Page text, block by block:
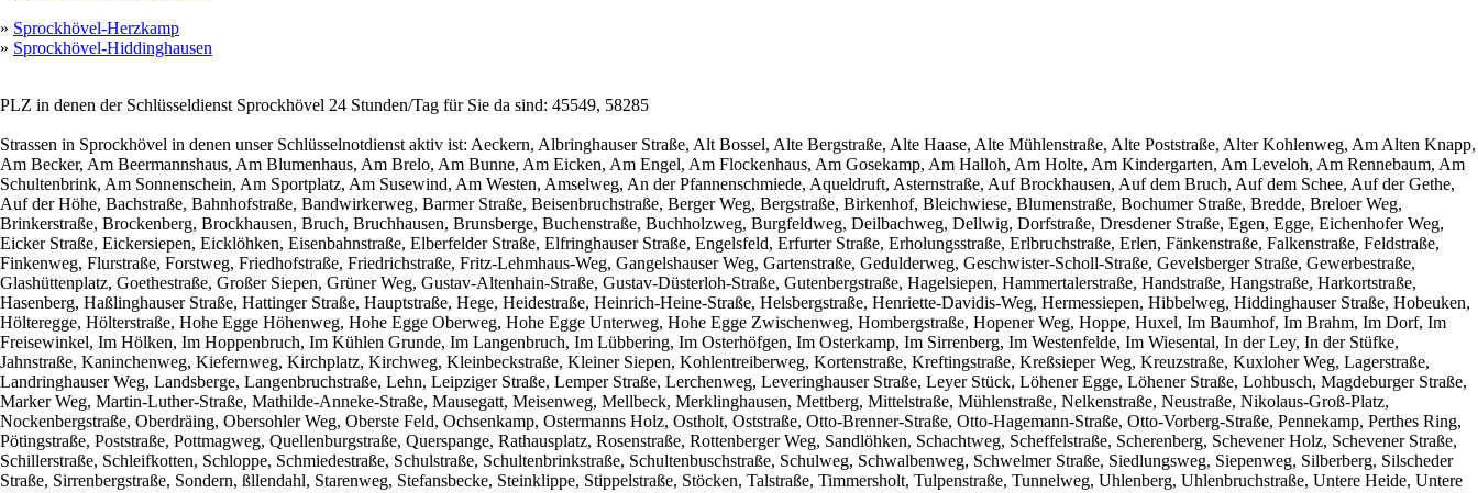
» Sprockhövel-Herzkamp
» Sprockhövel-Hiddinghausen
PLZ in denen der Schlüsseldienst Sprockhövel 24 Stunden/Tag für Sie da sind: 45549, 58285
Strassen in Sprockhövel in denen unser Schlüsselnotdienst aktiv ist: Aeckern, Albringhauser Straße, Alt Bossel, Alte Bergstraße, Alte Haase, Alte Mühlenstraße, Alte Poststraße, Alter Kohlenweg, Am Alten Knapp,
Am Becker, Am Beermannshaus, Am Blumenhaus, Am Brelo, Am Bunne, Am Eicken, Am Engel, Am Flockenhaus, Am Gosekamp, Am Halloh, Am Holte, Am Kindergarten, Am Leveloh, Am Rennebaum, Am
Schultenbrink, Am Sonnenschein, Am Sportplatz, Am Susewind, Am Westen, Amselweg, An der Pfannenschmiede, Aqueldruft, Asternstraße, Auf Brockhausen, Auf dem Bruch, Auf dem Schee, Auf der Gethe,
Auf der Höhe, Bachstraße, Bahnhofstraße, Bandwirkerweg, Barmer Straße, Beisenbruchstraße, Berger Weg, Bergstraße, Birkenhof, Bleichwiese, Blumenstraße, Bochumer Straße, Bredde, Breloer Weg,
Brinkerstraße, Brockenberg, Brockhausen, Bruch, Bruchhausen, Brunsberge, Buchenstraße, Buchholzweg, Burgfeldweg, Deilbachweg, Dellwig, Dorfstraße, Dresdener Straße, Egen, Egge, Eichenhofer Weg,
Eicker Straße, Eickersiepen, Eicklöhken, Eisenbahnstraße, Elberfelder Straße, Elfringhauser Straße, Engelsfeld, Erfurter Straße, Erholungsstraße, Erlbruchstraße, Erlen, Fänkenstraße, Falkenstraße, Feldstraße,
Finkenweg, Flurstraße, Forstweg, Friedhofstraße, Friedrichstraße, Fritz-Lehmhaus-Weg, Gangelshauser Weg, Gartenstraße, Gedulderweg, Geschwister-Scholl-Straße, Gevelsberger Straße, Gewerbestraße,
Glashüttenplatz, Goethestraße, Großer Siepen, Grüner Weg, Gustav-Altenhain-Straße, Gustav-Düsterloh-Straße, Gutenbergstraße, Hagelsiepen, Hammertalerstraße, Handstraße, Hangstraße, Harkortstraße,
Hasenberg, Haßlinghauser Straße, Hattinger Straße, Hauptstraße, Hege, Heidestraße, Heinrich-Heine-Straße, Helsbergstraße, Henriette-Davidis-Weg, Hermessiepen, Hibbelweg, Hiddinghauser Straße, Hobeuken,
Hölteregge, Hölterstraße, Hohe Egge Höhenweg, Hohe Egge Oberweg, Hohe Egge Unterweg, Hohe Egge Zwischenweg, Hombergstraße, Hopener Weg, Hoppe, Huxel, Im Baumhof, Im Brahm, Im Dorf, Im
Freisewinkel, Im Hölken, Im Hoppenbruch, Im Kühlen Grunde, Im Langenbruch, Im Lübbering, Im Osterhöfgen, Im Osterkamp, Im Sirrenberg, Im Westenfelde, Im Wiesental, In der Ley, In der Stüfke,
Jahnstraße, Kaninchenweg, Kiefernweg, Kirchplatz, Kirchweg, Kleinbeckstraße, Kleiner Siepen, Kohlentreiberweg, Kortenstraße, Kreftingstraße, Kreßsieper Weg, Kreuzstraße, Kuxloher Weg, Lagerstraße,
Landringhauser Weg, Landsberge, Langenbruchstraße, Lehn, Leipziger Straße, Lemper Straße, Lerchenweg, Leveringhauser Straße, Leyer Stück, Löhener Egge, Löhener Straße, Lohbusch, Magdeburger Straße,
Marker Weg, Martin-Luther-Straße, Mathilde-Anneke-Straße, Mausegatt, Meisenweg, Mellbeck, Merklinghausen, Mettberg, Mittelstraße, Mühlenstraße, Nelkenstraße, Neustraße, Nikolaus-Groß-Platz,
Nockenbergstraße, Oberdräing, Obersohler Weg, Oberste Feld, Ochsenkamp, Ostermanns Holz, Ostholt, Oststraße, Otto-Brenner-Straße, Otto-Hagemann-Straße, Otto-Vorberg-Straße, Pennekamp, Perthes Ring,
Pötingstraße, Poststraße, Pottmagweg, Quellenburgstraße, Querspange, Rathausplatz, Rosenstraße, Rottenberger Weg, Sandlöhken, Schachtweg, Scheffelstraße, Scherenberg, Schevener Holz, Schevener Straße,
Schillerstraße, Schleifkotten, Schloppe, Schmiedestraße, Schulstraße, Schultenbrinkstraße, Schultenbuschstraße, Schulweg, Schwalbenweg, Schwelmer Straße, Siedlungsweg, Siepenweg, Silberberg, Silscheder
Straße, Sirrenbergstraße, Sondern, ßllendahl, Starenweg, Stefansbecke, Steinklippe, Stippelstraße, Stöcken, Talstraße, Timmersholt, Tulpenstraße, Tunnelweg, Uhlenberg, Uhlenbruchstraße, Untere Heide, Untere